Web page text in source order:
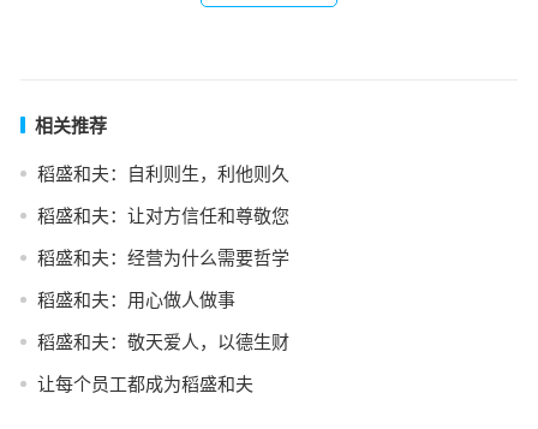
相关推荐
稻盛和夫：自利则生，利他则久
稻盛和夫：让对方信任和尊敬您
稻盛和夫：经营为什么需要哲学
稻盛和夫：用心做人做事
稻盛和夫：敬天爱人，以德生财
让每个员工都成为稻盛和夫